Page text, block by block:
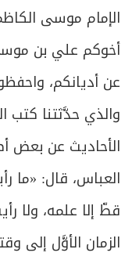
الإمام موسى
أخوكم علي بن
عن أديانكم،
والذي حدَّثتنا كتب
الأحاديث عن بعض
العباس، قال: «ما
قطّ إلا علمه، ولا
الزمان الأوَّل إلى